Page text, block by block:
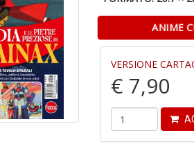
ANIME
VERSIONE
€ 7,90